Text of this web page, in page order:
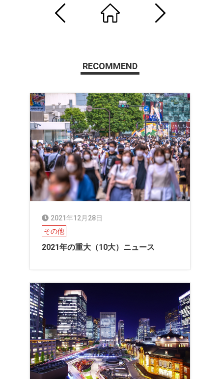
RECOMMEND
2021年12月28日
その他
2021年の重大（10大）ニュース